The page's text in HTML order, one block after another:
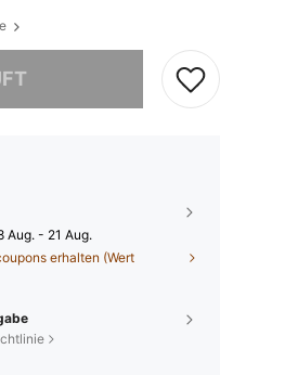
Aug. - 21 Aug.
erhalten (Wert